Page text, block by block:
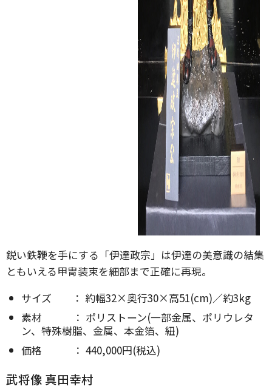
鋭い鉄鞭を手にする「伊達政宗」は伊達の美意識の結集
ともいえる甲冑装束を細部まで正確に再現。
サイズ ： 約幅32×奥行30×高51(cm)／約3kg
素材 ： ポリストーン(一部金属、ポリウレタ
ン、特殊樹脂、金属、本金箔、紐)
価格 ： 440,000円(税込)
武将像 真田幸村